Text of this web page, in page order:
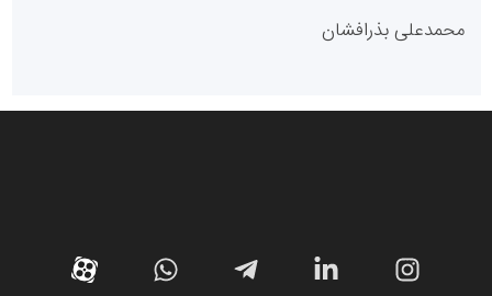
پایگاه خبری گفتمان یزد
محمدعلی بذرافشان